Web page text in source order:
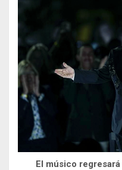
El músico